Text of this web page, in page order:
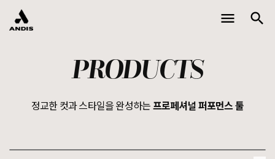
Toggle
menu search
PRODUCTS
정교한 컷과 스타일을 완성하는프로페셔널 퍼포먼스 툴